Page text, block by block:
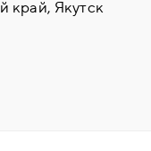
край, Якутск